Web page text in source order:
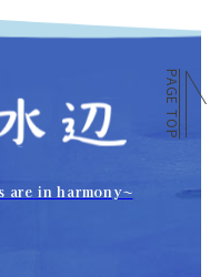
are in harmony〜
PAGE TOP